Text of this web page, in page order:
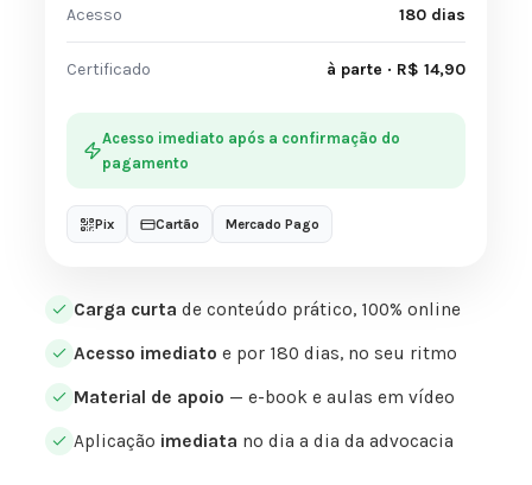
Carga curta de conteúdo prático, 100% online
Acesso imediato e por 180 dias, no seu ritmo
Material de apoio — e-book e aulas em vídeo
Aplicação imediata no dia a dia da advocacia
Acesso 180 dias
Certificado à parte · R$ 14,90
Acesso imediato após a confirmação do
pagamento
Pix Cartão Mercado Pago